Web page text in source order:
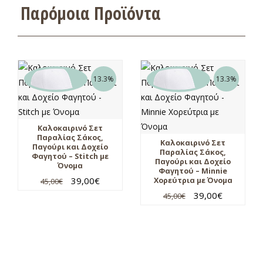
Παρόμοια Προϊόντα
13.3%
Καλοκαιρινό Σετ
Παραλίας Σάκος,
Παγούρι και Δοχείο
Φαγητού – Stitch με
Όνομα
45,00€ 39,00€
13.3%
Καλοκαιρινό Σετ
Παραλίας Σάκος,
Παγούρι και Δοχείο
Φαγητού – Minnie
Χορεύτρια με Όνομα
45,00€ 39,00€